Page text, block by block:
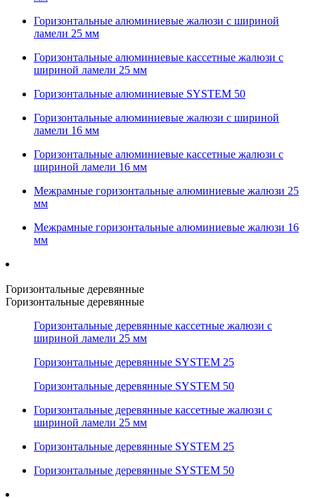
Горизонтальные алюминиевые жалюзи с шириной
ламели 25 мм
Горизонтальные алюминиевые кассетные жалюзи с
шириной ламели 25 мм
Горизонтальные алюминиевые SYSTEM 50
Горизонтальные алюминиевые жалюзи с шириной
ламели 16 мм
Горизонтальные алюминиевые кассетные жалюзи с
шириной ламели 16 мм
Межрамные горизонтальные алюминиевые жалюзи 25
мм
Межрамные горизонтальные алюминиевые жалюзи 16
мм
Горизонтальные деревянные
Горизонтальные деревянные
Горизонтальные деревянные кассетные жалюзи с
шириной ламели 25 мм
Горизонтальные деревянные SYSTEM 25
Горизонтальные деревянные SYSTEM 50
Горизонтальные деревянные кассетные жалюзи с
шириной ламели 25 мм
Горизонтальные деревянные SYSTEM 25
Горизонтальные деревянные SYSTEM 50